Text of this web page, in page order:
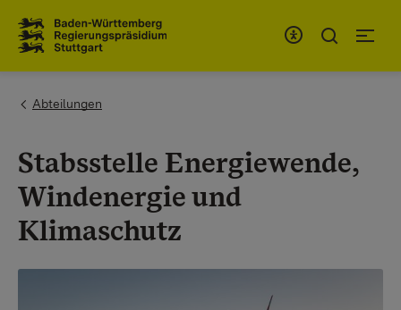
You are here:
Abteilungen
Stabsstelle Energiewende,
Windenergie und
Klimaschutz